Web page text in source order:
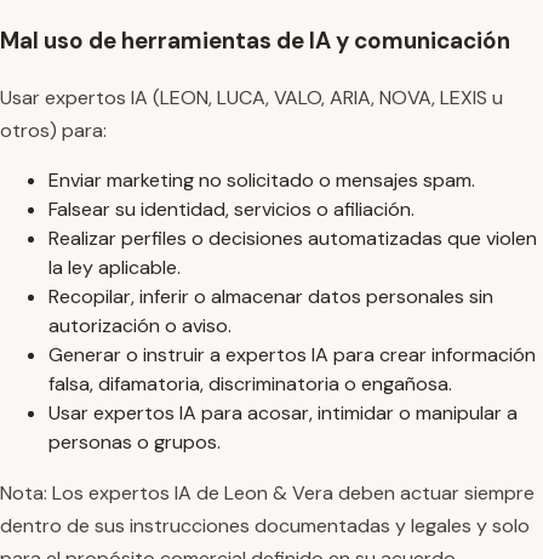
Mal uso de herramientas de IA y comunicación
Usar expertos IA (LEON, LUCA, VALO, ARIA, NOVA, LEXIS u
otros) para:
Enviar marketing no solicitado o mensajes spam.
Falsear su identidad, servicios o afiliación.
Realizar perfiles o decisiones automatizadas que violen
la ley aplicable.
Recopilar, inferir o almacenar datos personales sin
autorización o aviso.
Generar o instruir a expertos IA para crear información
falsa, difamatoria, discriminatoria o engañosa.
Usar expertos IA para acosar, intimidar o manipular a
personas o grupos.
Nota: Los expertos IA de Leon & Vera deben actuar siempre
dentro de sus instrucciones documentadas y legales y solo